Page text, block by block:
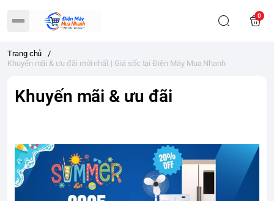
0
Trang chủ
/
Khuyến mãi & ưu đãi mới nhất | Giá sốc tại Điện Máy Mua Nhanh
Khuyến mãi & ưu đãi